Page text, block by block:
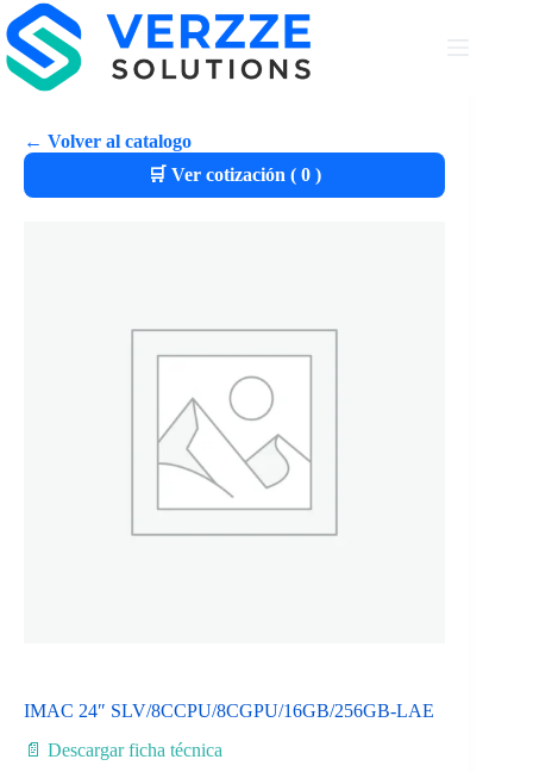
← Volver al catalogo
🛒 Ver cotización ( 0)
IMAC 24″ SLV/8CCPU/8CGPU/16GB/256GB-LAE
📄 Descargar ficha técnica